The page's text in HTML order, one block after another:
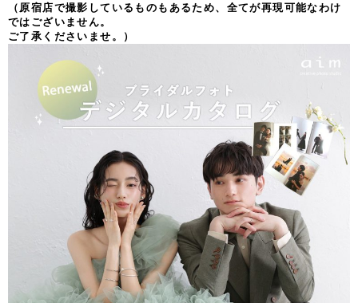
（原宿店で撮影しているものもあるため、全てが再現可能なわけ
ではございません。
ご了承くださいませ。）